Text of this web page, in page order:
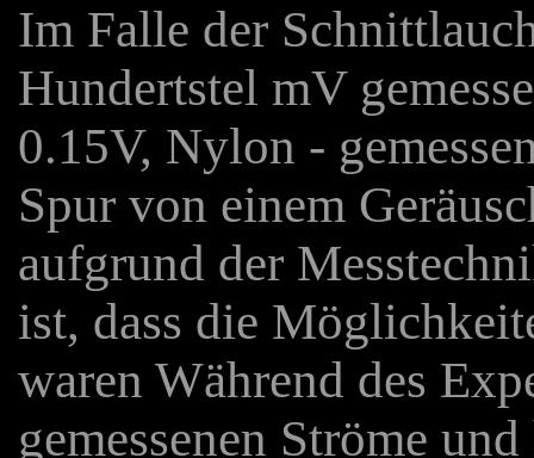
Im Falle der
Hundertstel mV
0.15V, Nylon -
Spur von einem
aufgrund der
ist, dass die
waren Während des
gemessenen Ströme